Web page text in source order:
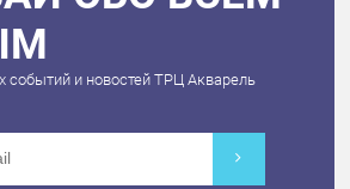
событий и новостей ТРЦ Акварель